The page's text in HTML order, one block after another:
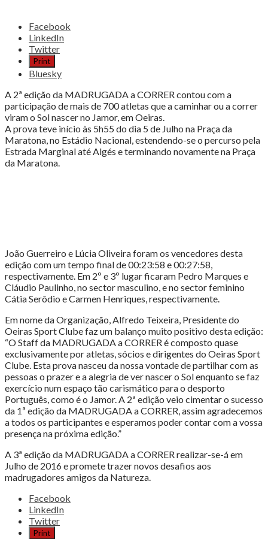
Share
post
"MADRUGADA
CORRER
2015"
Facebook
LinkedIn
Twitter
Print
Bluesky
A 2ª edição da MADRUGADA a CORRER contou com a
participação de mais de 700 atletas que a caminhar ou a correr
viram o Sol nascer no Jamor, em Oeiras.
A prova teve início às 5h55 do dia 5 de Julho na Praça da
Maratona, no Estádio Nacional, estendendo-se o percurso pela
Estrada Marginal até Algés e terminando novamente na Praça
da Maratona.
João Guerreiro e Lúcia Oliveira foram os vencedores desta
edição com um tempo final de 00:23:58 e 00:27:58,
respectivamente. Em 2º e 3º lugar ficaram Pedro Marques e
Cláudio Paulinho, no sector masculino, e no sector feminino
Cátia Serôdio e Carmen Henriques, respectivamente.
Em nome da Organização, Alfredo Teixeira, Presidente do
Oeiras Sport Clube faz um balanço muito positivo desta edição:
“O Staff da MADRUGADA a CORRER é composto quase
exclusivamente por atletas, sócios e dirigentes do Oeiras Sport
Clube. Esta prova nasceu da nossa vontade de partilhar com as
pessoas o prazer e a alegria de ver nascer o Sol enquanto se faz
exercício num espaço tão carismático para o desporto
Português, como é o Jamor. A 2ª edição veio cimentar o sucesso
da 1ª edição da MADRUGADA a CORRER, assim agradecemos
a todos os participantes e esperamos poder contar com a vossa
presença na próxima edição.”
A 3ª edição da MADRUGADA a CORRER realizar-se-á em
Julho de 2016 e promete trazer novos desafios aos
madrugadores amigos da Natureza.
Share
post
"MADRUGADA
Facebook
LinkedIn
Twitter
Print